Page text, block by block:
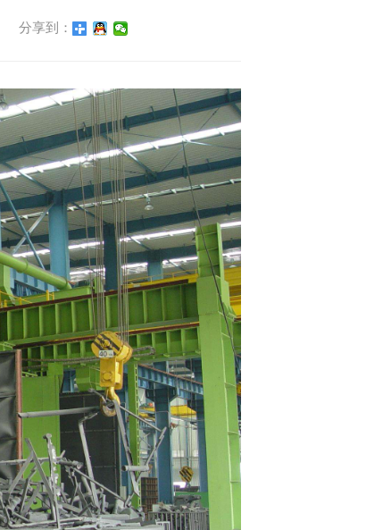
研磨管
分享到：